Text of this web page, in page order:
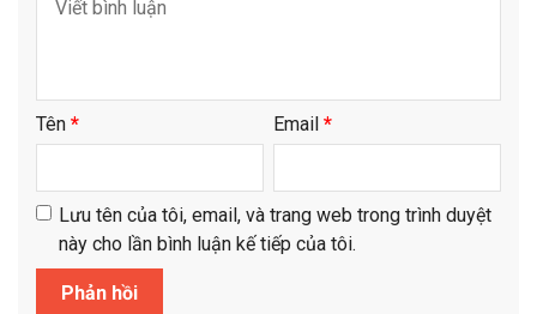
Tên * Email *
Lưu tên của tôi, email, và trang web trong trình duyệt
này cho lần bình luận kế tiếp của tôi.